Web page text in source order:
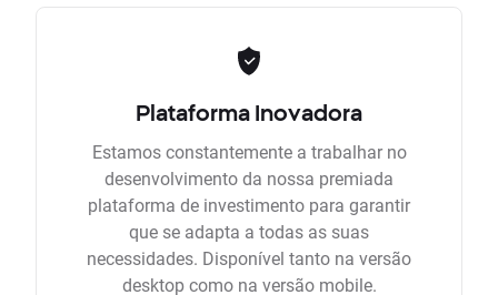
Plataforma Inovadora
Estamos constantemente a trabalhar no
desenvolvimento da nossa premiada
plataforma de investimento para garantir
que se adapta a todas as suas
necessidades. Disponível tanto na versão
desktop como na versão mobile.